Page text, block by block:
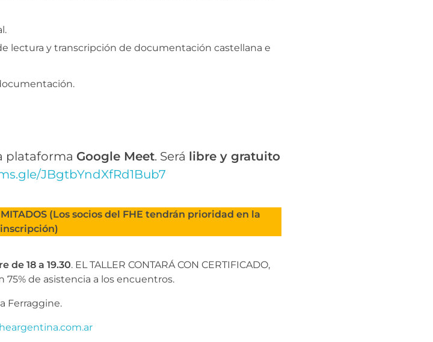
lectura y transcripción de documentación castellana e
plataforma Google Meet. Será libre y gratuito
JBgtbYndXfRd1Bub7
(Los socios del FHE tendrán prioridad en la
inscripción)
de 18 a 19.30. EL TALLER CONTARÁ CON CERTIFICADO,
de asistencia a los encuentros.
Ferraggine.